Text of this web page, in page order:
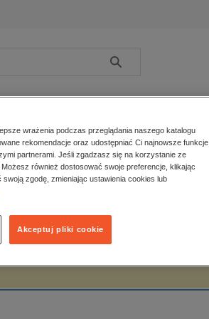
Szukaj
Zobacz wszystkie E-prasa
wrażenia podczas przeglądania naszego katalogu
rekomendacje oraz udostępniać Ci najnowsze funkcje,
partnerami. Jeśli zgadzasz się na korzystanie ze
również dostosować swoje preferencje, klikając
swoją zgodę, zmieniając ustawienia cookies lub
Akceptuj pliki cookie